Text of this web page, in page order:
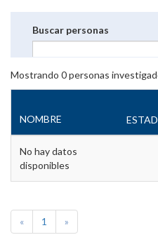
Buscar personas
Mostrando 0personas
NOMBRE
No hay datos
disponibles
« 1 »